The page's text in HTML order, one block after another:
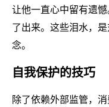
让他一直心中留有遗
了出来。这些泪水，
念。
自我保护的技巧
除了依赖外部监管，